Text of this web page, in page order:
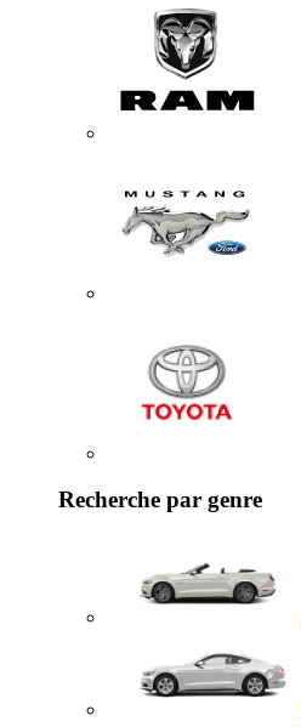
Recherche par genre